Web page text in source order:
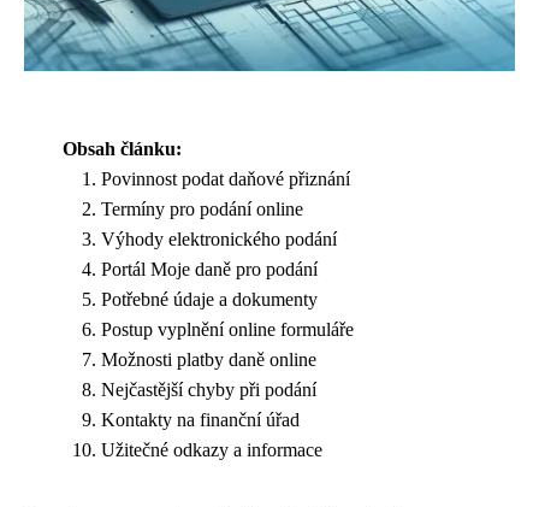
Obsah článku:
Povinnost podat daňové přiznání
Termíny pro podání online
Výhody elektronického podání
Portál Moje daně pro podání
Potřebné údaje a dokumenty
Postup vyplnění online formuláře
Možnosti platby daně online
Nejčastější chyby při podání
Kontakty na finanční úřad
Užitečné odkazy a informace